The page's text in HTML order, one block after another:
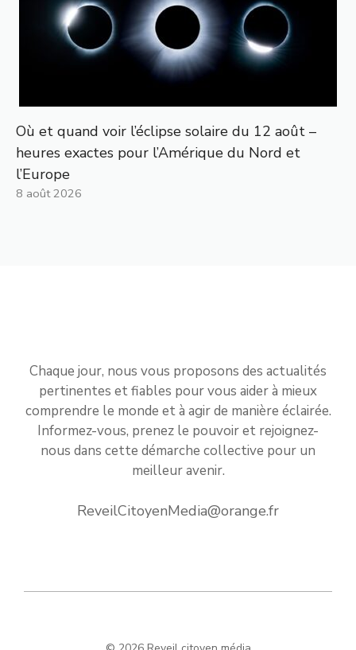
Où et quand voir l’éclipse solaire du 12 août –
heures exactes pour l’Amérique du Nord et
l’Europe
8 août 2026
Chaque jour, nous vous proposons des actualités
pertinentes et fiables pour vous aider à mieux
comprendre le monde et à agir de manière éclairée.
Informez-vous, prenez le pouvoir et rejoignez-
nous dans cette démarche collective pour un
meilleur avenir.
ReveilCitoyenMedia@orange.fr